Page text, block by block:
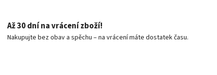
Až 30 dní na vrácení zboží!
Nakupujte bez obav a spěchu – na vrácení máte dostatek času.